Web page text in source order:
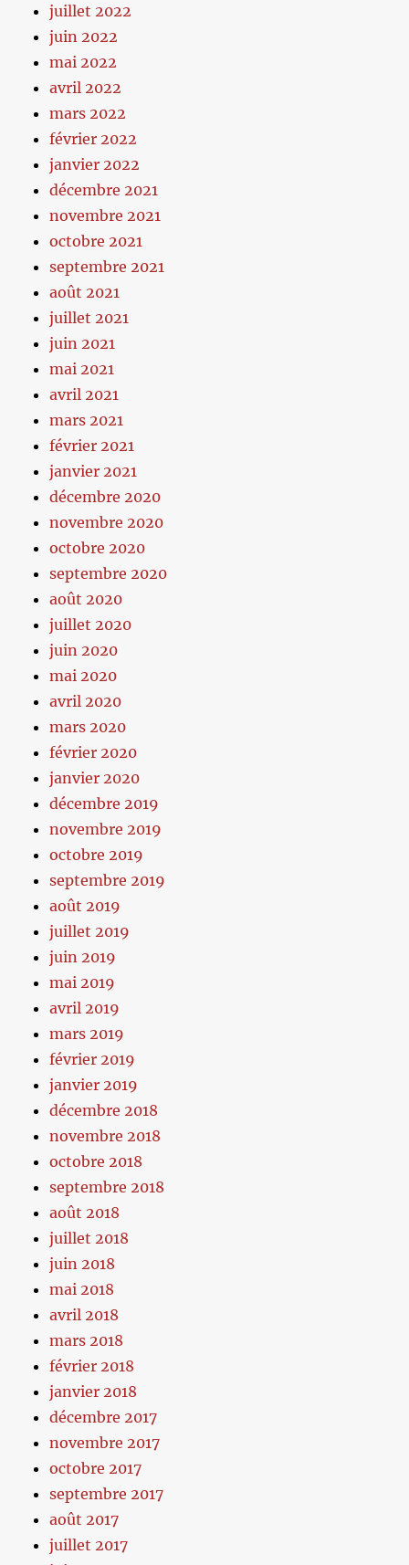
juillet 2022
juin 2022
mai 2022
avril 2022
mars 2022
février 2022
janvier 2022
décembre 2021
novembre 2021
octobre 2021
septembre 2021
août 2021
juillet 2021
juin 2021
mai 2021
avril 2021
mars 2021
février 2021
janvier 2021
décembre 2020
novembre 2020
octobre 2020
septembre 2020
août 2020
juillet 2020
juin 2020
mai 2020
avril 2020
mars 2020
février 2020
janvier 2020
décembre 2019
novembre 2019
octobre 2019
septembre 2019
août 2019
juillet 2019
juin 2019
mai 2019
avril 2019
mars 2019
février 2019
janvier 2019
décembre 2018
novembre 2018
octobre 2018
septembre 2018
août 2018
juillet 2018
juin 2018
mai 2018
avril 2018
mars 2018
février 2018
janvier 2018
décembre 2017
novembre 2017
octobre 2017
septembre 2017
août 2017
juillet 2017